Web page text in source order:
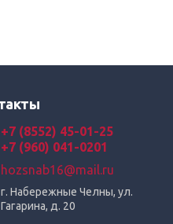
+7 (8552) 45-01-25
+7 (960) 041-0201
hozsnab16@mail.ru
г. Набережные Челны, ул.
Гагарина, д. 20